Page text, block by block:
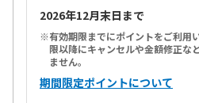
2026年12月末日まで
有効期限までにポイントをご利用
限以降にキャンセルや金額修正な
ません。
期間限定ポイントについて